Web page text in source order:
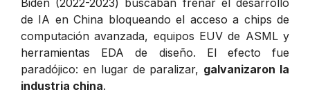
de IA en China bloqueando el acceso a chips de
computación avanzada, equipos EUV de ASML y
herramientas EDA de diseño. El efecto fue
paradójico: en lugar de paralizar, galvanizaron la
industria china.